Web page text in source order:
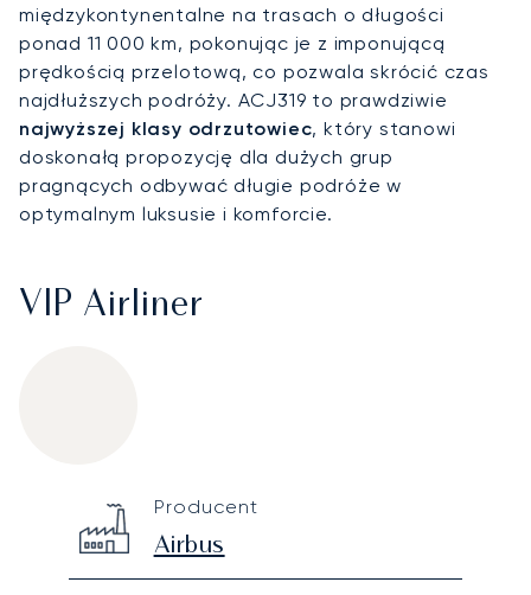
międzykontynentalne na trasach o długości
ponad 11 000 km, pokonując je z imponującą
prędkością przelotową, co pozwala skrócić czas
najdłuższych podróży. ACJ319 to prawdziwie
najwyższej klasy odrzutowiec, który stanowi
doskonałą propozycję dla dużych grup
pragnących odbywać długie podróże w
optymalnym luksusie i komforcie.
VIP Airliner
Technical specifications
Producent
Airbus